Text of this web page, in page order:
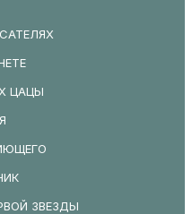
ЦАЦЫ
ЗВЕЗДЫ